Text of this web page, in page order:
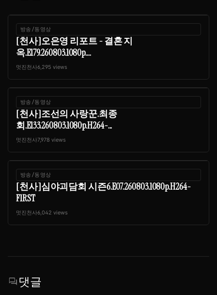
방송/동영상
[천사]오은영 리포트 - 결혼 지
옥.E179.260803.1080p....
멋진천사6,295 views
방송/동영상
[천사]조선의 사랑꾼.최종
회.E133.260803.1080p.H264-...
멋진천사7,978 views
방송/동영상
[천사]심야괴담회 시즌6.E07.260803.1080p.H264-
F1RST
멋진천사6,042 views
forum댓글